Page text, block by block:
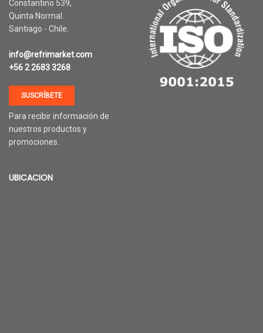
Constantino 539,
Quinta Normal.
Santiago - Chile.
info@refrimarket.com
+56 2 2683 3268
SUSCRÍBETE
Para recibir información de
nuestros productos y
promociones.
UBICACION